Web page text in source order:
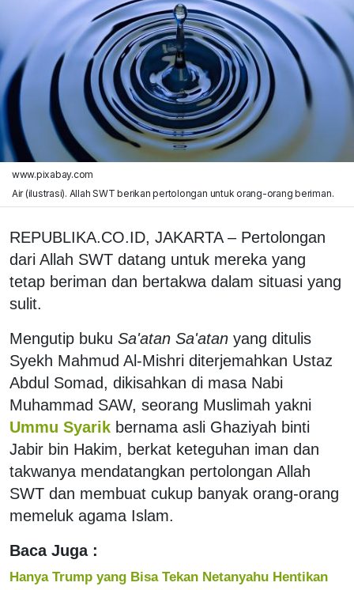
www.pixabay.com
Air (ilustrasi). Allah SWT berikan pertolongan untuk orang-orang beriman.
REPUBLIKA.CO.ID, JAKARTA – Pertolongan
dari Allah SWT datang untuk mereka yang
tetap beriman dan bertakwa dalam situasi yang
sulit.
Mengutip buku Sa'atan Sa'atan yang ditulis
Syekh Mahmud Al-Mishri diterjemahkan Ustaz
Abdul Somad, dikisahkan di masa Nabi
Muhammad SAW, seorang Muslimah yakni
Ummu Syarik bernama asli Ghaziyah binti
Jabir bin Hakim, berkat keteguhan iman dan
takwanya mendatangkan pertolongan Allah
SWT dan membuat cukup banyak orang-orang
memeluk agama Islam.
Baca Juga :
Hanya Trump yang Bisa Tekan Netanyahu Hentikan